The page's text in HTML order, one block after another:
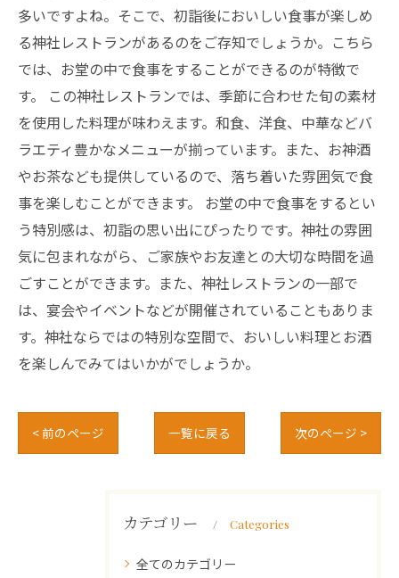
多いですよね。そこで、初詣後においしい食事が楽しめ
る神社レストランがあるのをご存知でしょうか。こちら
では、お堂の中で食事をすることができるのが特徴で
す。 この神社レストランでは、季節に合わせた旬の素材
を使用した料理が味わえます。和食、洋食、中華などバ
ラエティ豊かなメニューが揃っています。また、お神酒
やお茶なども提供しているので、落ち着いた雰囲気で食
事を楽しむことができます。 お堂の中で食事をするとい
う特別感は、初詣の思い出にぴったりです。神社の雰囲
気に包まれながら、ご家族やお友達との大切な時間を過
ごすことができます。また、神社レストランの一部で
は、宴会やイベントなどが開催されていることもありま
す。神社ならではの特別な空間で、おいしい料理とお酒
を楽しんでみてはいかがでしょうか。
< 前のページ 一覧に戻る 次のページ >
カテゴリー Categories
全てのカテゴリー